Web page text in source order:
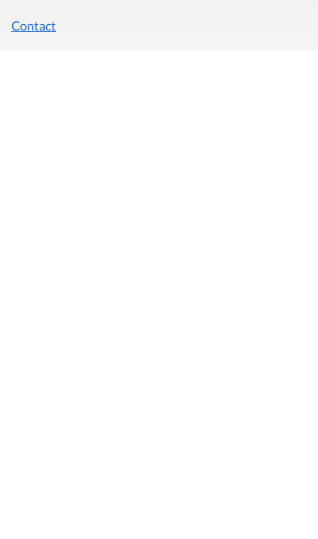
Contact